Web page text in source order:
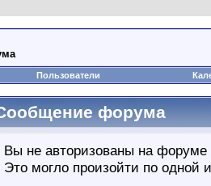
Пользователи
форума
Вы не авторизованы на форуме
Это могло произойти по одной